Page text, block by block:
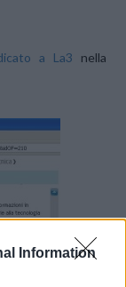
Information
a La3 nella